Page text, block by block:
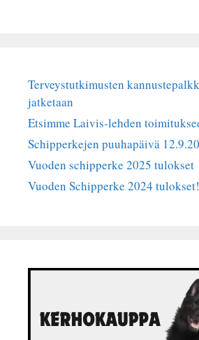
Terveystutkimusten
jatketaan
Etsimme Laivis-lehden
Schipperkejen puuhapäivä
Vuoden schipperke 2025 tulokset
Vuoden Schipperke 2024 tulokset!